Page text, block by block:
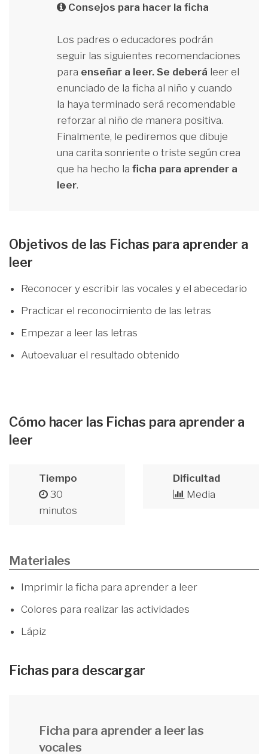
Consejos para hacer la ficha
Los padres o educadores podrán
seguir las siguientes recomendaciones
para enseñar a leer. Se deberá leer el
enunciado de la ficha al niño y cuando
la haya terminado será recomendable
reforzar al niño de manera positiva.
Finalmente, le pediremos que dibuje
una carita sonriente o triste según crea
que ha hecho la ficha para aprender a
leer.
Objetivos de las Fichas para aprender a
leer
Reconocer y escribir las vocales y el abecedario
Practicar el reconocimiento de las letras
Empezar a leer las letras
Autoevaluar el resultado obtenido
Cómo hacer las Fichas para aprender a
leer
Tiempo
30
minutos
Dificultad
Media
Materiales
Imprimir la ficha para aprender a leer
Colores para realizar las actividades
Lápiz
Fichas para descargar
Ficha para aprender a leer las
vocales